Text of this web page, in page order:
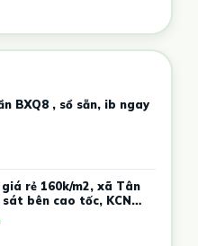
BXQ8 , sổ sẵn, ib ngay
rẻ 160k/m2, xã Tân
bên cao tốc, KCN